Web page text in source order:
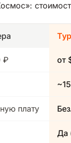
₽ от
плату
Да